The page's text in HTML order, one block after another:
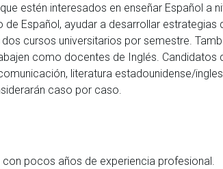
estén interesados en enseñar Español a
Español, ayudar a desarrollar estrategias
cursos universitarios por semestre.
como docentes de Inglés. Candidatos
literatura estadounidense/
caso por caso.
pocos años de experiencia profesional.